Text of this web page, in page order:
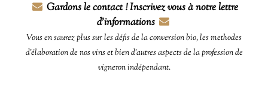
Gardons le contact ! Inscrivez vous à notre lettre
d'informations
Vous en saurez plus sur les défis de la conversion bio, les methodes
d'élaboration de nos vins et bien d'autres aspects de la profession de
vigneron indépendant.